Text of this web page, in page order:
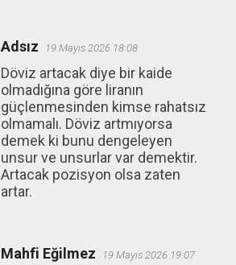
Adsız 19 Mayıs 2026 18:08
Döviz artacak diye bir kaide
olmadığına göre liranın
güçlenmesinden kimse rahatsız
olmamalı. Döviz artmıyorsa
demek ki bunu dengeleyen
unsur ve unsurlar var demektir.
Artacak pozisyon olsa zaten
artar.
Mahfi Eğilmez 19 Mayıs 2026 19:07